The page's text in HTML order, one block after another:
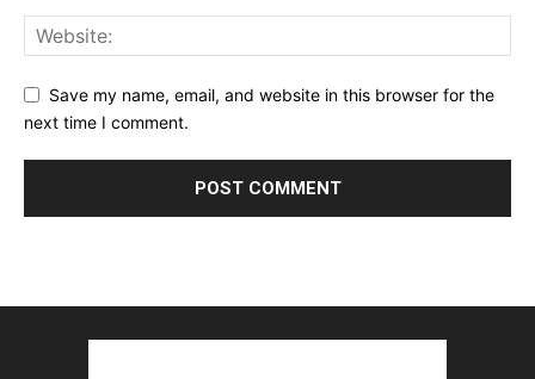
Save my name, email, and website in this browser for the
next time I comment.